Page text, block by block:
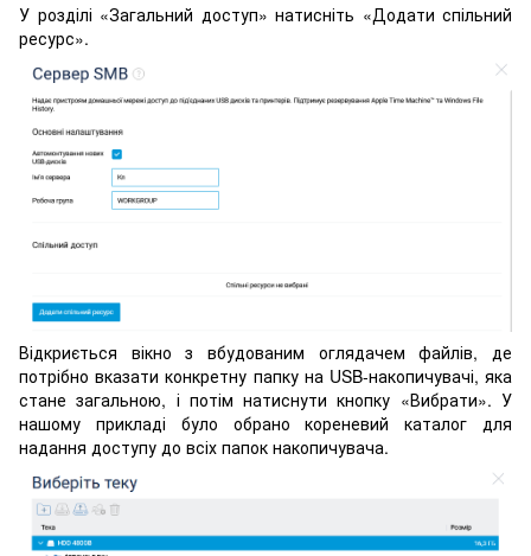
У розділі «Загальний доступ» натисніть «Додати спільний
ресурс».
Відкриється вікно з вбудованим оглядачем файлів, де
потрібно вказати конкретну папку на USB-накопичувачі, яка
стане загальною, і потім натиснути кнопку «Вибрати». У
нашому прикладі було обрано кореневий каталог для
надання доступу до всіх папок накопичувача.